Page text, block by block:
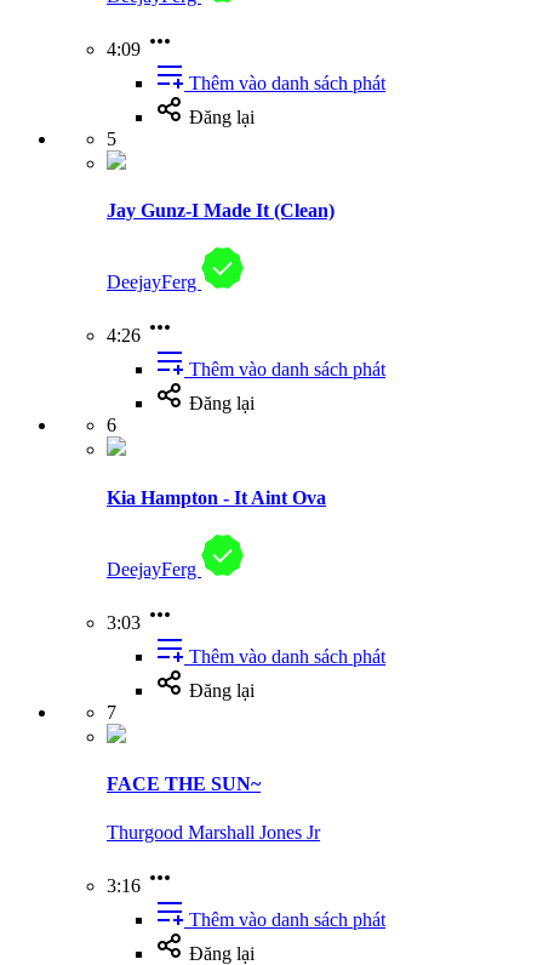
4:09
Thêm vào danh sách phát
Đăng lại
5
Jay Gunz-I Made It (Clean)
DeejayFerg
4:26
Thêm vào danh sách phát
Đăng lại
6
Kia Hampton - It Aint Ova
DeejayFerg
3:03
Thêm vào danh sách phát
Đăng lại
7
FACE THE SUN~
Thurgood Marshall Jones Jr
3:16
Thêm vào danh sách phát
Đăng lại